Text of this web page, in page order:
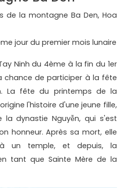
de la montagne Ba Den, Hoa
jour du premier mois lunaire
Ninh du 4ème à la fin du 1er
chance de participer à la fête
La fête du printemps de la
l'histoire d'une jeune fille,
dynastie Nguyễn, qui s'est
honneur. Après sa mort, elle
un temple, et depuis, la
tant que Sainte Mère de la